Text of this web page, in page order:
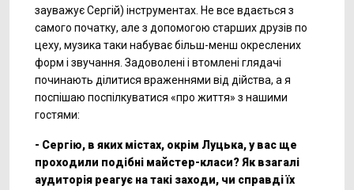
зауважує Сергій) інструментах. Не все вдається з
самого початку, але з допомогою старших друзів по
цеху, музика таки набуває більш-менш окреслених
форм і звучання. Задоволені і втомлені глядачі
починають ділитися враженнями від дійства, а я
поспішаю поспілкуватися «про життя» з нашими
гостями:
- Сергію, в яких містах, окрім Луцька, у вас ще
проходили подібні майстер-класи? Як взагалі
аудиторія реагує на такі заходи, чи справді їх